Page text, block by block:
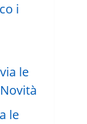
i
le